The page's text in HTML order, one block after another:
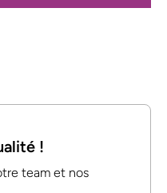
!
team et nos